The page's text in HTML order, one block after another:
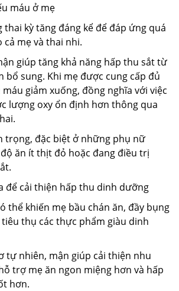
máu ở mẹ
thai kỳ tăng đáng kể để đáp ứng quá
mẹ và thai nhi.
giúp tăng khả năng hấp thu sắt từ
bổ sung. Khi mẹ được cung cấp đủ
giảm xuống, đồng nghĩa với việc
lượng oxy ổn định hơn thông qua
trọng, đặc biệt ở những phụ nữ
ăn ít thịt đỏ hoặc đang điều trị
để cải thiện hấp thu dinh dưỡng
thể khiến mẹ bầu chán ăn, đầy bụng
tiêu thụ các thực phẩm giàu dinh
tự nhiên, mận giúp cải thiện nhu
trợ mẹ ăn ngon miệng hơn và hấp
hơn.